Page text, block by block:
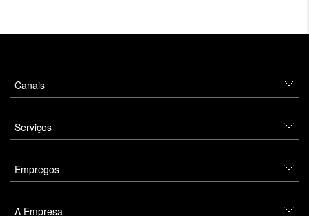
Canais
Serviços
Empregos
A Empresa